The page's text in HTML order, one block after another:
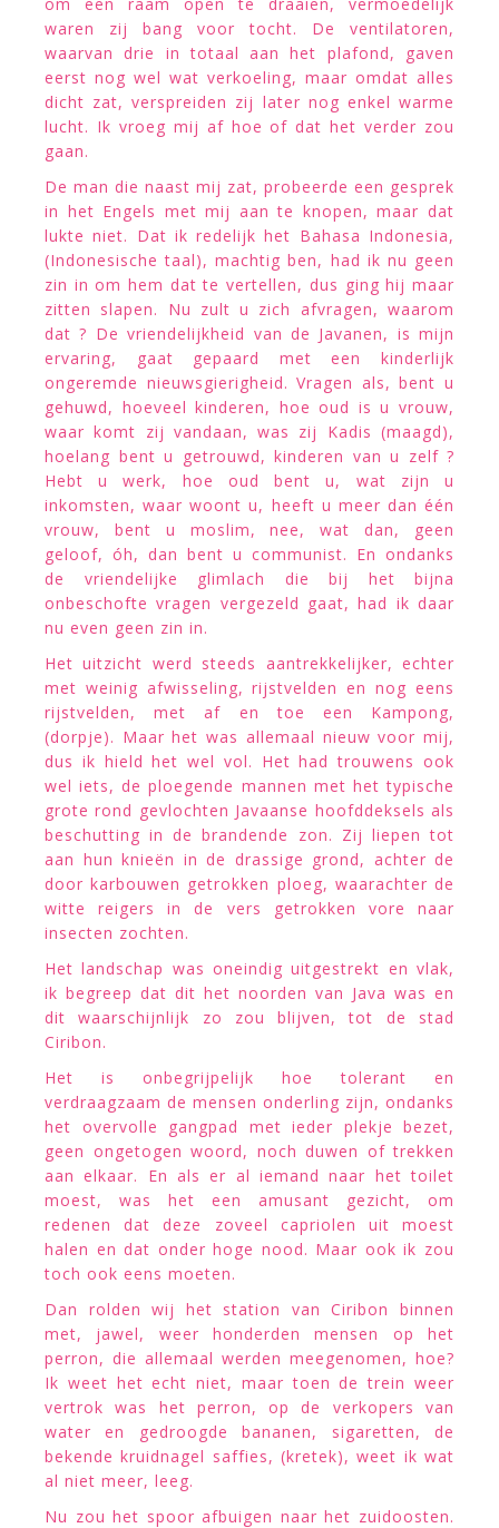
waren zij bang voor tocht. De ventilatoren,
waarvan drie in totaal aan het plafond, gaven
eerst nog wel wat verkoeling, maar omdat alles
dicht zat, verspreiden zij later nog enkel warme
lucht. Ik vroeg mij af hoe of dat het verder zou
gaan.
De man die naast mij zat, probeerde een gesprek
in het Engels met mij aan te knopen, maar dat
lukte niet. Dat ik redelijk het Bahasa Indonesia,
(Indonesische taal), machtig ben, had ik nu geen
zin in om hem dat te vertellen, dus ging hij maar
zitten slapen. Nu zult u zich afvragen, waarom
dat ? De vriendelijkheid van de Javanen, is mijn
ervaring, gaat gepaard met een kinderlijk
ongeremde nieuwsgierigheid. Vragen als, bent u
gehuwd, hoeveel kinderen, hoe oud is u vrouw,
waar komt zij vandaan, was zij Kadis (maagd),
hoelang bent u getrouwd, kinderen van u zelf ?
Hebt u werk, hoe oud bent u, wat zijn u
inkomsten, waar woont u, heeft u meer dan één
vrouw, bent u moslim, nee, wat dan, geen
geloof, óh, dan bent u communist. En ondanks
de vriendelijke glimlach die bij het bijna
onbeschofte vragen vergezeld gaat, had ik daar
nu even geen zin in.
Het uitzicht werd steeds aantrekkelijker, echter
met weinig afwisseling, rijstvelden en nog eens
rijstvelden, met af en toe een Kampong,
(dorpje). Maar het was allemaal nieuw voor mij,
dus ik hield het wel vol. Het had trouwens ook
wel iets, de ploegende mannen met het typische
grote rond gevlochten Javaanse hoofddeksels als
beschutting in de brandende zon. Zij liepen tot
aan hun knieën in de drassige grond, achter de
door karbouwen getrokken ploeg, waarachter de
witte reigers in de vers getrokken vore naar
insecten zochten.
Het landschap was oneindig uitgestrekt en vlak,
ik begreep dat dit het noorden van Java was en
dit waarschijnlijk zo zou blijven, tot de stad
Ciribon.
Het is onbegrijpelijk hoe tolerant en
verdraagzaam de mensen onderling zijn, ondanks
het overvolle gangpad met ieder plekje bezet,
geen ongetogen woord, noch duwen of trekken
aan elkaar. En als er al iemand naar het toilet
moest, was het een amusant gezicht, om
redenen dat deze zoveel capriolen uit moest
halen en dat onder hoge nood. Maar ook ik zou
toch ook eens moeten.
Dan rolden wij het station van Ciribon binnen
met, jawel, weer honderden mensen op het
perron, die allemaal werden meegenomen, hoe?
Ik weet het echt niet, maar toen de trein weer
vertrok was het perron, op de verkopers van
water en gedroogde bananen, sigaretten, de
bekende kruidnagel saffies, (kretek), weet ik wat
al niet meer, leeg.
Nu zou het spoor afbuigen naar het zuidoosten.